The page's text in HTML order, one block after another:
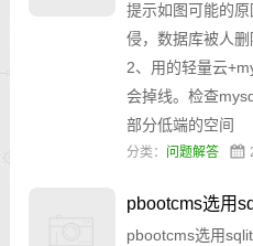
提示如图可能的
侵，数据库被人删
2、用的轻量云
会掉线。检查
部分低端的空间
分类： 问题解答
pbootcms选用
pbootcms选用